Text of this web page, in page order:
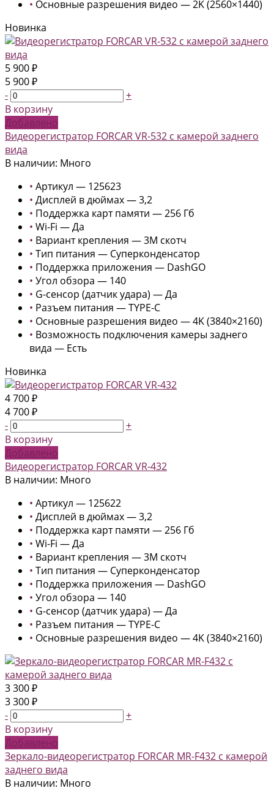
• Основные разрешения видео — 2K (2560×1440)
Новинка
5 900 ₽
5 900 ₽
-
+
В корзину
Добавлено
Видеорегистратор FORCAR VR-532 с камерой заднего
вида
В наличии: Много
• Артикул — 125623
• Дисплей в дюймах — 3,2
• Поддержка карт памяти — 256 Гб
• Wi-Fi — Да
• Вариант крепления — 3М скотч
• Тип питания — Суперконденсатор
• Поддержка приложения — DashGO
• Угол обзора — 140
• G-сенсор (датчик удара) — Да
• Разъем питания — TYPE-C
• Основные разрешения видео — 4K (3840×2160)
• Возможность подключения камеры заднего
вида — Есть
Новинка
4 700 ₽
4 700 ₽
-
+
В корзину
Добавлено
Видеорегистратор FORCAR VR-432
В наличии: Много
• Артикул — 125622
• Дисплей в дюймах — 3,2
• Поддержка карт памяти — 256 Гб
• Wi-Fi — Да
• Вариант крепления — 3М скотч
• Тип питания — Суперконденсатор
• Поддержка приложения — DashGO
• Угол обзора — 140
• G-сенсор (датчик удара) — Да
• Разъем питания — TYPE-C
• Основные разрешения видео — 4K (3840×2160)
3 300 ₽
3 300 ₽
-
+
В корзину
Добавлено
Зеркало-видеорегистратор FORCAR MR-F432 с камерой
заднего вида
В наличии: Много